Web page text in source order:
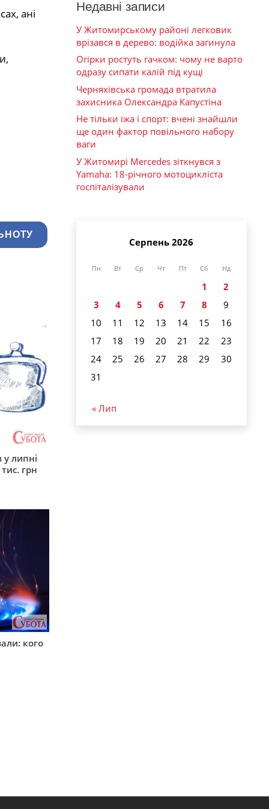
ані
липні
грн
кого
Недавні записи
У Житомирському районі легковик
врізався в дерево: водійка загинула
Огірки ростуть гачком: чому не варто
одразу сипати калій під кущі
Черняхівська громада втратила
захисника Олександра Капустіна
Не тільки їжа і спорт: вчені знайшли
ще один фактор повільного набору
ваги
У Житомирі Mercedes зіткнувся з
Yamaha: 18-річного мотоцикліста
госпіталізували
Серпень 2026
Пн Вт Ср Чт Пт Сб Нд
1
2
3
4 5 6 7 8
9
10
11 12 13 14 15
16
17
18 19 20 21 22
23
24
25 26 27 28 29
30
31
« Лип